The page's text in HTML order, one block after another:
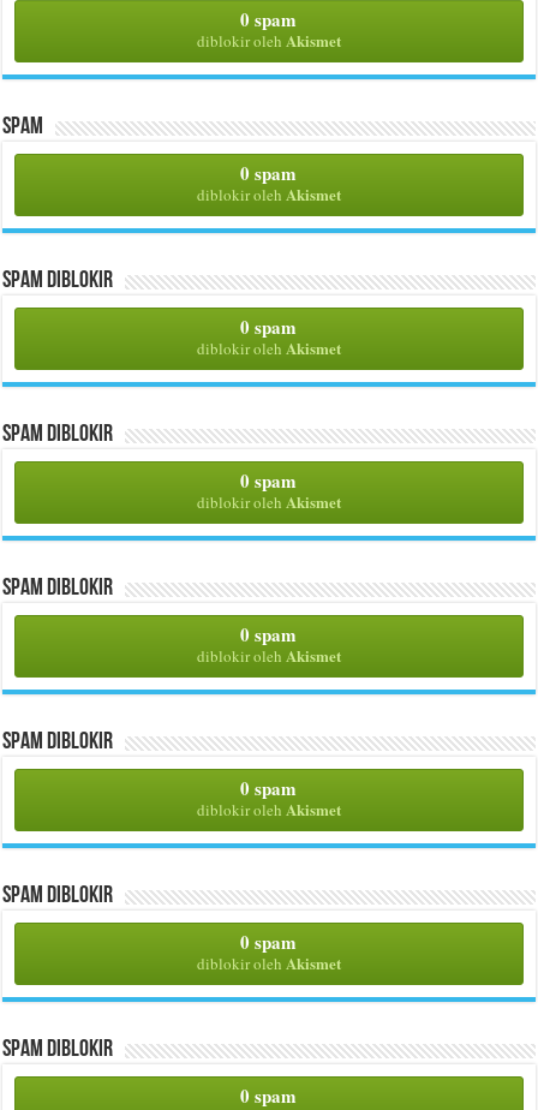
0 spam
diblokir oleh Akismet
Spam
0 spam
diblokir oleh Akismet
Spam Diblokir
0 spam
diblokir oleh Akismet
Spam Diblokir
0 spam
diblokir oleh Akismet
Spam Diblokir
0 spam
diblokir oleh Akismet
Spam Diblokir
0 spam
diblokir oleh Akismet
Spam Diblokir
0 spam
diblokir oleh Akismet
Spam Diblokir
0 spam